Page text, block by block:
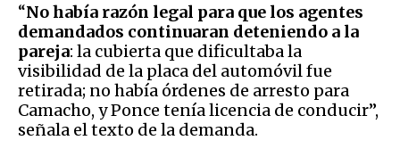
“No había razón legal para que los agentes
demandados continuaran deteniendo a la
pareja: la cubierta que dificultaba la
visibilidad de la placa del automóvil fue
retirada; no había órdenes de arresto para
Camacho, y Ponce tenía licencia de conducir”,
señala el texto de la demanda.